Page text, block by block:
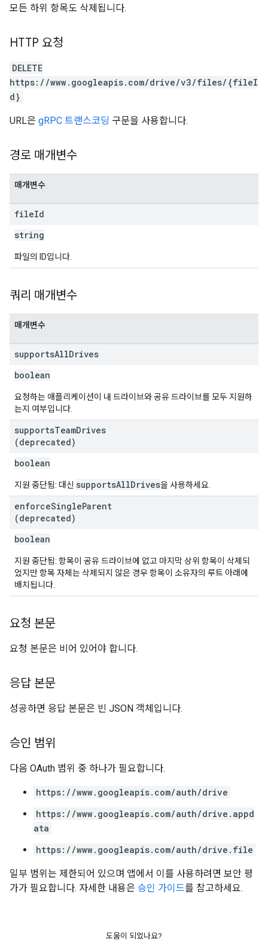
모든 하위 항목도 삭제됩니다.
HTTP 요청
DELETE
https://www.googleapis.com/drive/v3/files/{fileI
d}
URL은 gRPC 트랜스코딩 구문을 사용합니다.
경로 매개변수
매개변수
fileId
string
파일의 ID입니다.
쿼리 매개변수
매개변수
supportsAllDrives
boolean
요청하는 애플리케이션이 내 드라이브와 공유 드라이브를 모두 지원하
는지 여부입니다.
supportsTeamDrives
(deprecated)
boolean
지원 중단됨: 대신 supportsAllDrives을 사용하세요.
enforceSingleParent
(deprecated)
boolean
지원 중단됨: 항목이 공유 드라이브에 없고 마지막 상위 항목이 삭제되
었지만 항목 자체는 삭제되지 않은 경우 항목이 소유자의 루트 아래에
배치됩니다.
요청 본문
요청 본문은 비어 있어야 합니다.
응답 본문
성공하면 응답 본문은 빈 JSON 객체입니다.
승인 범위
다음 OAuth 범위 중 하나가 필요합니다.
https://www.googleapis.com/auth/drive
https://www.googleapis.com/auth/drive.appd
ata
https://www.googleapis.com/auth/drive.file
일부 범위는 제한되어 있으며 앱에서 이를 사용하려면 보안 평
가가 필요합니다. 자세한 내용은 승인 가이드를 참고하세요.
도움이 되었나요?